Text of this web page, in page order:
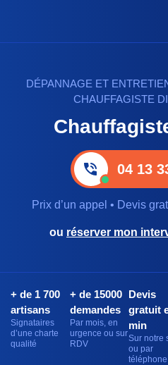
DÉPANNAGE ET
CHAUFFAGISTE
04 13
Prix d’un appel • Devis
ou réserver mon
+ de 1 700
artisans
Signataires
d’une charte
qualité
+ de 15000
demandes
Par mois, en
urgence ou sur
RDV
Devis
gratuit
min
Sur notre
ou par
téléphone